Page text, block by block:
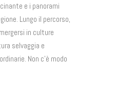
e i panorami
Lungo il percorso,
in culture
selvaggia e
Non c’è modo